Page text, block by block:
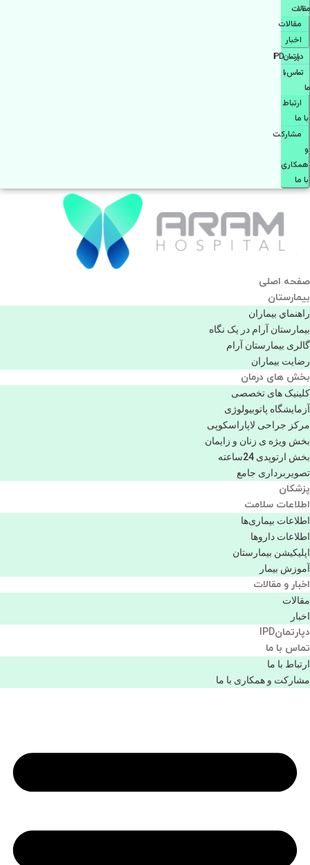
مقالات
مقالات
اخبار
دپارتمانIPD
تماس با
ما
ارتباط
با ما
مشاركت
و
همكاری
با ما
صفحه اصلی
بيمارستان
راهنماي بیماران
بیمارستان آرام در یک نگاه
گالری بیمارستان آرام
رضایت بیماران
بخش های درمان
کلینیک های تخصصی
آزمایشگاه پاتوبیولوژی
مرکز جراحی لاپاراسکوپی
بخش ویژه ی زنان و زایمان
بخش ارتوپدی 24ساعته
تصویربرداری جامع
پزشكان
اطلاعات سلامت
اطلاعات بیماری‌ها
اطلاعات دارو‌ها
اپليكيشن بيمارستان
آموزش بیمار
اخبار و مقالات
مقالات
اخبار
دپارتمانIPD
تماس با ما
ارتباط با ما
مشاركت و همكاری با ما